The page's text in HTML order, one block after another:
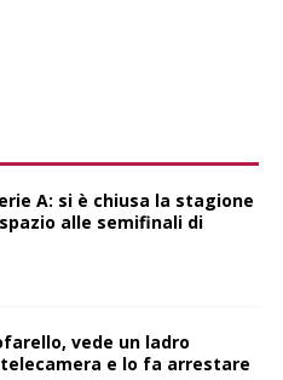
A: si è chiusa la stagione
alle semifinali di
vede un ladro
e lo fa arrestare